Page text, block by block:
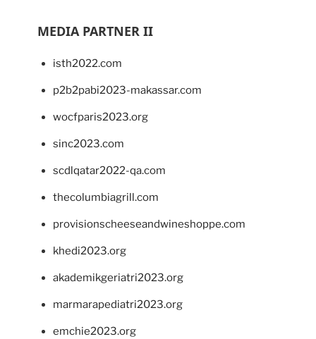
MEDIA PARTNER II
isth2022.com
p2b2pabi2023-makassar.com
wocfparis2023.org
sinc2023.com
scdlqatar2022-qa.com
thecolumbiagrill.com
provisionscheeseandwineshoppe.com
khedi2023.org
akademikgeriatri2023.org
marmarapediatri2023.org
emchie2023.org